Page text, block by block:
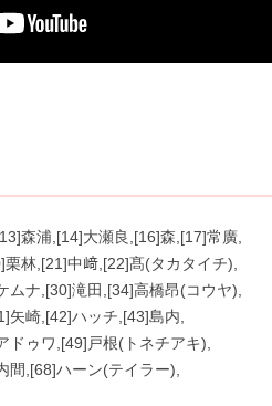
森浦,[14]大瀬良,[16]森,[17]常廣,
林,[21]中﨑,[22]髙(タカタイチ),
ナ,[30]滝田,[34]高橋昂(コウヤ),
矢崎,[42]ハッチ,[43]島内,
ゥワ,[49]戸根(トネチアキ),
間,[68]ハーン(テイラー),